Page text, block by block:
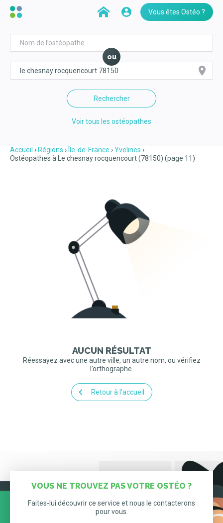
Vous êtes Ostéo ?
ou
Rechercher
Voir tous les ostéopathes
Accueil Régions Île-de-France
Yvelines
Ostéopathes à Le chesnay rocquencourt (78150) (page 11)
AUCUN RÉSULTAT
Réessayez avec une autre ville, un autre nom, ou vérifiez
l’orthographe.
Retour à l'accueil
VOUS NE TROUVEZ PAS VOTRE OSTÉO ?
Faites-lui découvrir ce service et nous le contacterons
pour vous.